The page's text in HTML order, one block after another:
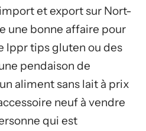
et export sur Nort-
une bonne affaire pour
lppr tips gluten ou des
pendaison de
aliment sans lait à prix
neuf à vendre
qui est